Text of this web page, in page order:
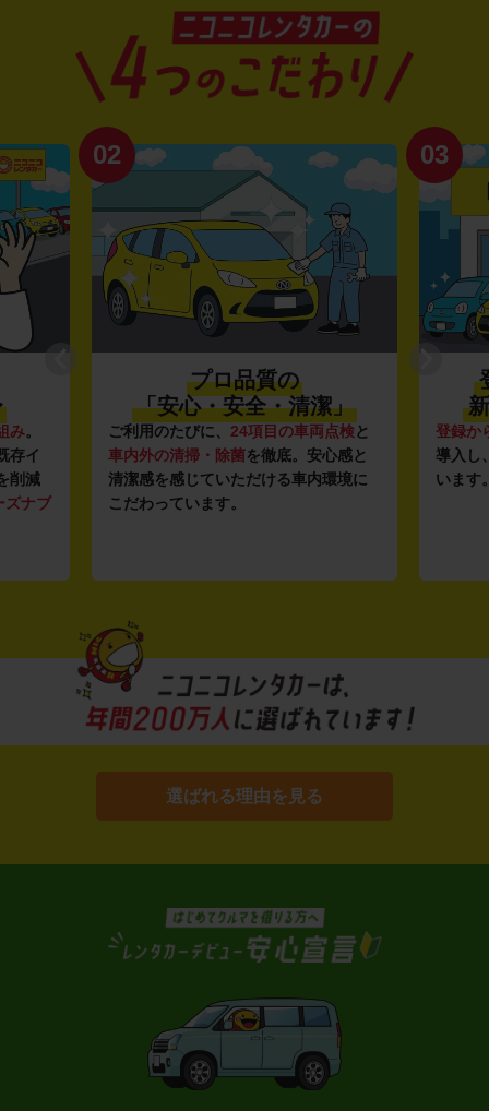
み。
存イ
削減
ズナブ
02
プロ品質の
「安心・安全・清潔」
ご利用のたびに、 24項目の車両点検と
車内外の清掃・除菌を徹底。安心感と
清潔感を感じていただける車内環境に
こだわっています。
03
登録か
導入し
います
選ばれる理由を見る